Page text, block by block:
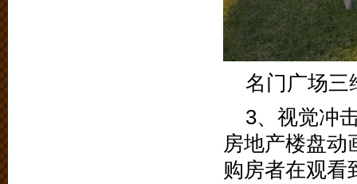
名门广场三
3、视觉冲
房地产楼盘动
购房者在观看